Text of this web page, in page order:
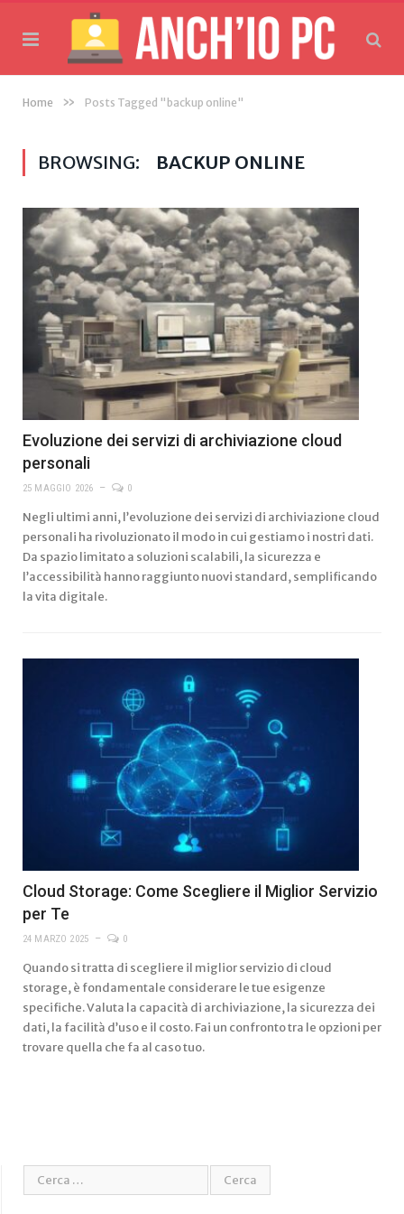
Home » Posts Tagged "backup online"
BROWSING: BACKUP ONLINE
Evoluzione dei servizi di archiviazione cloud
personali
25 MAGGIO 2026 0
Negli ultimi anni, l’evoluzione dei servizi di archiviazione cloud
personali ha rivoluzionato il modo in cui gestiamo i nostri dati.
Da spazio limitato a soluzioni scalabili, la sicurezza e
l’accessibilità hanno raggiunto nuovi standard, semplificando
la vita digitale.
Cloud Storage: Come Scegliere il Miglior Servizio
per Te
24 MARZO 2025 0
Quando si tratta di scegliere il miglior servizio di cloud
storage, è fondamentale considerare le tue esigenze
specifiche. Valuta la capacità di archiviazione, la sicurezza dei
dati, la facilità d’uso e il costo. Fai un confronto tra le opzioni per
trovare quella che fa al caso tuo.